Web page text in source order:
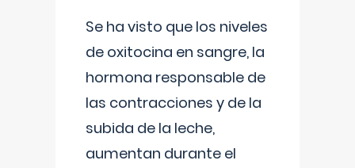
Se ha visto que los niveles
de oxitocina en sangre, la
hormona responsable de
las contracciones y de la
subida de la leche,
aumentan durante el